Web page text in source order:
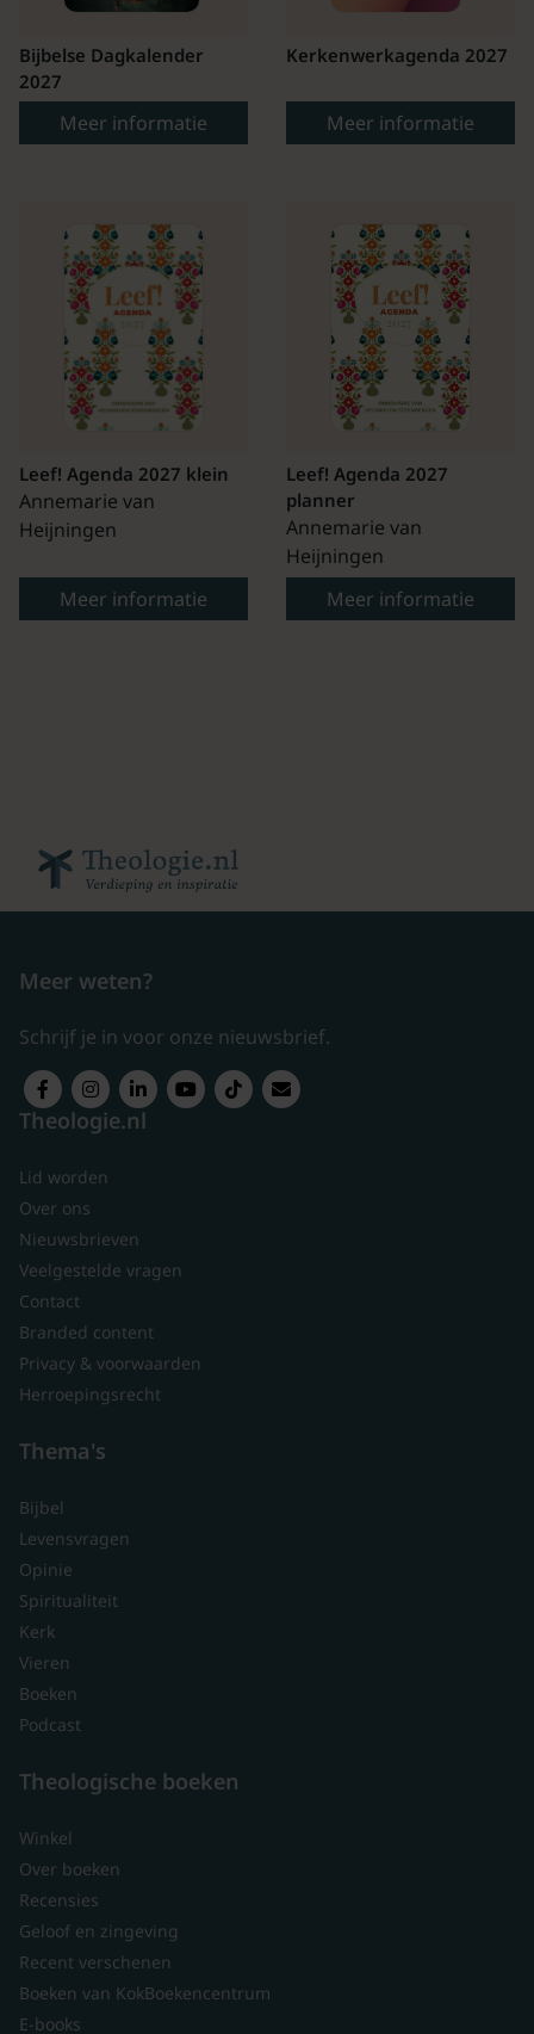
Bijbelse Dagkalender
2027
Meer informatie
Kerkenwerkagenda 2027
Meer informatie
Leef! Agenda 2027 klein
Annemarie van
Heijningen
Meer informatie
Leef! Agenda 2027
planner
Annemarie van
Heijningen
Meer informatie
Meer weten?
Schrijf je in voor onze nieuwsbrief.
Theologie.nl
Lid worden
Over ons
Nieuwsbrieven
Veelgestelde vragen
Contact
Branded content
Privacy & voorwaarden
Herroepingsrecht
Thema's
Bijbel
Levensvragen
Opinie
Spiritualiteit
Kerk
Vieren
Boeken
Podcast
Theologische boeken
Winkel
Over boeken
Recensies
Geloof en zingeving
Recent verschenen
Boeken van KokBoekencentrum
E-books